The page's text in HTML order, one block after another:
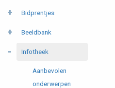
Bidprentjes
Beeldbank
Infotheek
Aanbevolen
onderwerpen